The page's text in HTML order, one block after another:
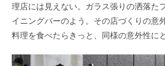
理店には見えない。ガラス張りの洒落た
イニングバーのよう。その店づくりの意
料理を食べたらきっと、同様の意外性に